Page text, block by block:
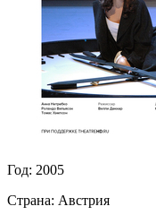
Год: 2005
Страна: Австрия